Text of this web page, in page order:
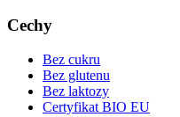
Cechy
Bez cukru
Bez glutenu
Bez laktozy
Certyfikat BIO EU